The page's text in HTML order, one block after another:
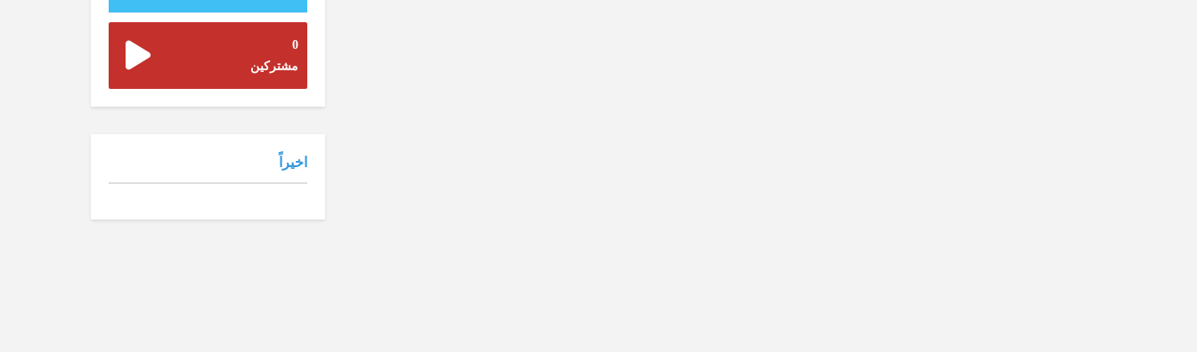
0
مشترکین
اخیراً